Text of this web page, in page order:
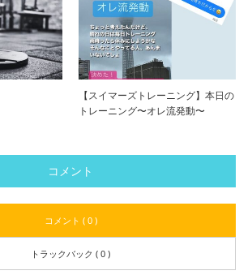
【スイマーズトレーニング】本日の
トレーニング〜オレ流発動〜
コメント
コメント ( 0 )
トラックバック ( 0 )